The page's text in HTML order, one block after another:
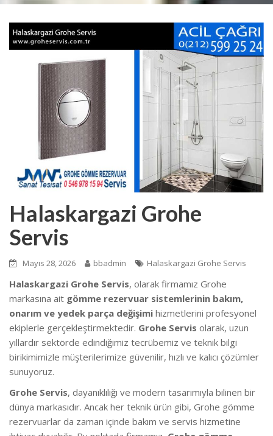
Halaskargazi Grohe
Servis
Mayıs 28, 2026 bbadmin Halaskargazi Grohe Servis
Halaskargazi Grohe Servis, olarak firmamız Grohe
markasına ait gömme rezervuar sistemlerinin bakım,
onarım ve yedek parça değişimi hizmetlerini profesyonel
ekiplerle gerçekleştirmektedir. Grohe Servis olarak, uzun
yıllardır sektörde edindiğimiz tecrübemiz ve teknik bilgi
birikimimizle müşterilerimize güvenilir, hızlı ve kalıcı çözümler
sunuyoruz.
Grohe Servis, dayanıklılığı ve modern tasarımıyla bilinen bir
dünya markasıdır. Ancak her teknik ürün gibi, Grohe gömme
rezervuarlar da zaman içinde bakım ve servis hizmetine